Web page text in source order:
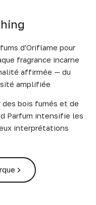
d'Oriflame pour
fragrance incarne
affirmée — du
amplifiée
des bois fumés et de
Parfum intensifie les
interprétations